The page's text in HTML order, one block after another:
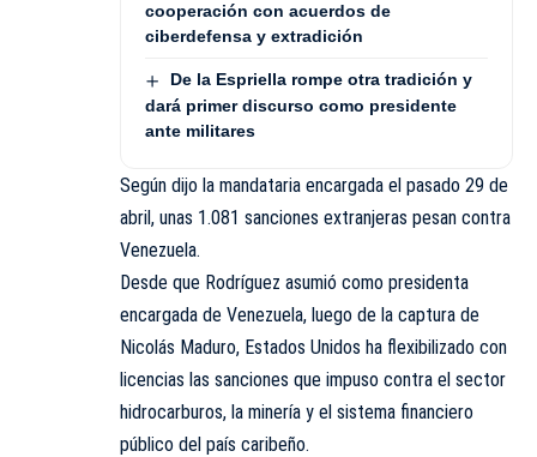
cooperación con acuerdos de
ciberdefensa y extradición
De la Espriella rompe otra tradición y
dará primer discurso como presidente
ante militares
Según dijo la mandataria encargada el pasado 29 de
abril, unas 1.081 sanciones extranjeras pesan contra
Venezuela.
Desde que Rodríguez asumió como presidenta
encargada de Venezuela, luego de la captura de
Nicolás Maduro, Estados Unidos ha flexibilizado con
licencias las sanciones que impuso contra el sector
hidrocarburos, la minería y el sistema financiero
público del país caribeño.